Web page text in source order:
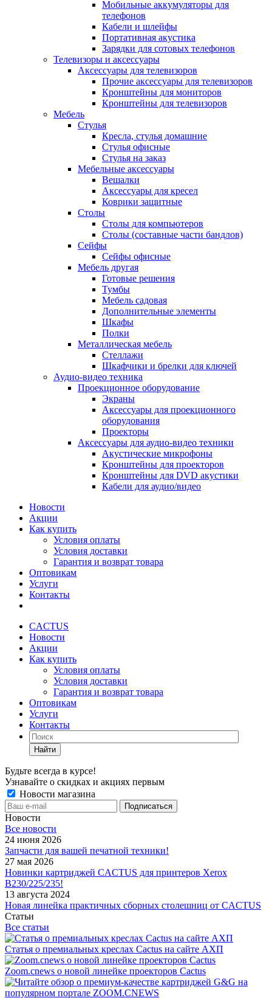
Мобильные аккумуляторы для
телефонов
Кабели и шлейфы
Портативная акустика
Зарядки для сотовых телефонов
Телевизоры и аксессуары
Аксессуары для телевизоров
Прочие аксессуары для телевизоров
Кронштейны для мониторов
Кронштейны для телевизоров
Мебель
Стулья
Кресла, стулья домашние
Стулья офисные
Стулья на заказ
Мебельные аксессуары
Вешалки
Аксессуары для кресел
Коврики защитные
Столы
Столы для компьютеров
Столы (составные части бандлов)
Сейфы
Сейфы офисные
Мебель другая
Готовые решения
Тумбы
Мебель садовая
Дополнительные элементы
Шкафы
Полки
Металлическая мебель
Стеллажи
Шкафчики и брелки для ключей
Аудио-видео техника
Проекционное оборудование
Экраны
Аксессуары для проекционного
оборудования
Проекторы
Аксессуары для аудио-видео техники
Акустические микрофоны
Кронштейны для проекторов
Кронштейны для DVD акустики
Кабели для аудио/видео
Новости
Акции
Как купить
Условия оплаты
Условия доставки
Гарантия и возврат товара
Оптовикам
Услуги
Контакты
CACTUS
Новости
Акции
Как купить
Условия оплаты
Условия доставки
Гарантия и возврат товара
Оптовикам
Услуги
Контакты
Найти
Будьте всегда в курсе!
Узнавайте о скидках и акциях первым
Новости магазина
Новости
Все новости
24 июня 2026
Запчасти для вашей печатной техники!
27 мая 2026
Новинки картриджей CACTUS для принтеров Xerox
B230/225/235!
13 августа 2024
Новая линейка практичных сборных столешниц от CACTUS
Статьи
Все статьи
Статья о премиальных креслах Cactus на сайте АХП
Zoom.cnews о новой линейке проекторов Cactus